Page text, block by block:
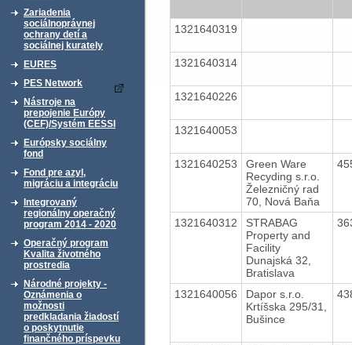
Zariadenia
sociálnoprávnej
ochrany detí a
sociálnej kurately
EURES
PES Network
Nástroje na
prepojenie Európy
(CEF)/Systém EESSI
Európsky sociálny
fond
Fond pre azyl,
migráciu a integráciu
Integrovaný
regionálny operačný
program 2014 - 2020
Operačný program
Kvalita životného
prostredia
Národné projekty -
Oznámenia o
možnosti
predkladania žiadostí
o poskytnutie
finančného príspevku
1321640319
1321640314
1321640226
1321640053
1321640253
Green Ware
Recyding s.r.o.
Železničný rad
70, Nová Baňa
1321640312
STRABAG
Property and
Facility
Dunajská 32,
Bratislava
1321640056
Dapor s.r.o.
Krtíšska 295/31,
Bušince